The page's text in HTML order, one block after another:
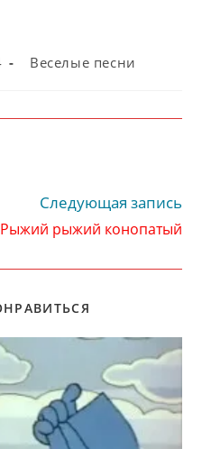
Рубрика
Веселые песни
Следующая запись
рыжий конопатый